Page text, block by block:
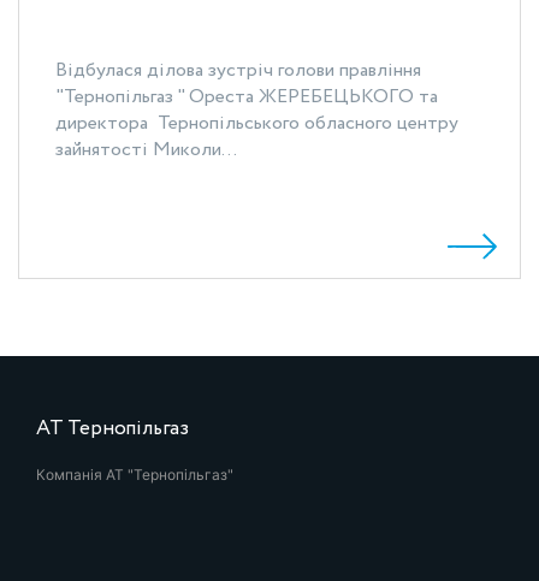
Відбулася ділова зустріч голови правління
"Тернопільгаз " Ореста ЖЕРЕБЕЦЬКОГО та
директора Тернопільського обласного центру
зайнятості Миколи...
АТ Тернопільгаз
Компанія АТ "Тернопільгаз"